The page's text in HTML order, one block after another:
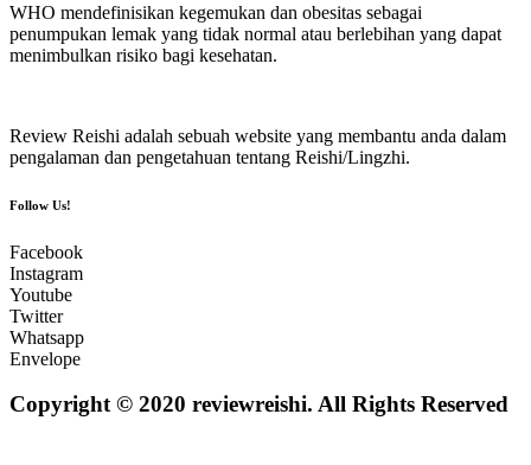
WHO mendefinisikan kegemukan dan obesitas sebagai
penumpukan lemak yang tidak normal atau berlebihan yang dapat
menimbulkan risiko bagi kesehatan.
Review Reishi adalah sebuah website yang membantu anda dalam
pengalaman dan pengetahuan tentang Reishi/Lingzhi.
Follow Us!
Facebook
Instagram
Youtube
Twitter
Whatsapp
Envelope
Copyright © 2020 reviewreishi. All Rights Reserved